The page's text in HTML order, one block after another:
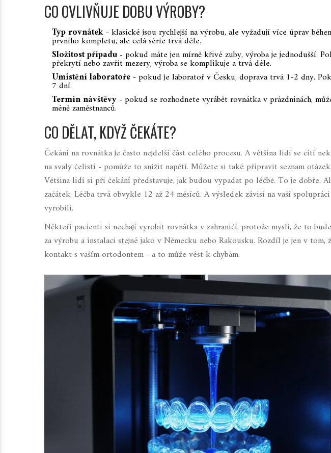
CO OVLIVŇUJE DOBU VÝROBY?
Typ rovnátek - klasické jsou rychlejší na výrobu, ale vyžadují více úprav
prvního kompletu, ale celá série trvá déle.
Složitost případu - pokud máte jen mírně křivé zuby, výroba je jednodušší.
překrytí nebo zavřít mezery, výroba se komplikuje a trvá déle.
Umístění laboratoře - pokud je laboratoř v Česku, doprava trvá 1-2 dny.
7 dní.
Termín návštěvy - pokud se rozhodnete vyrábět rovnátka v prázdninách,
méně zaměstnanců.
CO DĚLAT, KDYŽ ČEKÁTE?
Čekání na rovnátka je často nejdelší část celého procesu. A většina lidí se cítí
na svaly čelisti - pomůže to snížit napětí. Můžete si také připravit seznam
Většina lidí si při čekání představuje, jak budou vypadat po léčbě. To je dobře.
začátek. Léčba trvá obvykle 12 až 24 měsíců. A výsledek závisí na vaší
vyrobili.
Někteří pacienti si nechají vyrobit rovnátka v zahraničí, protože myslí, že to
za výrobu a instalaci stejné jako v Německu nebo Rakousku. Rozdíl je jen v
kontakt s vaším ortodontem - a to může vést k chybám.